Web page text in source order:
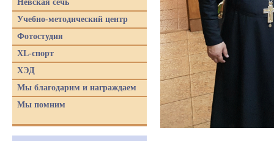
Невская сечь
Учебно-методический центр
Фотостудия
XL-спорт
ХЭД
Мы благодарим и награждаем
Мы помним